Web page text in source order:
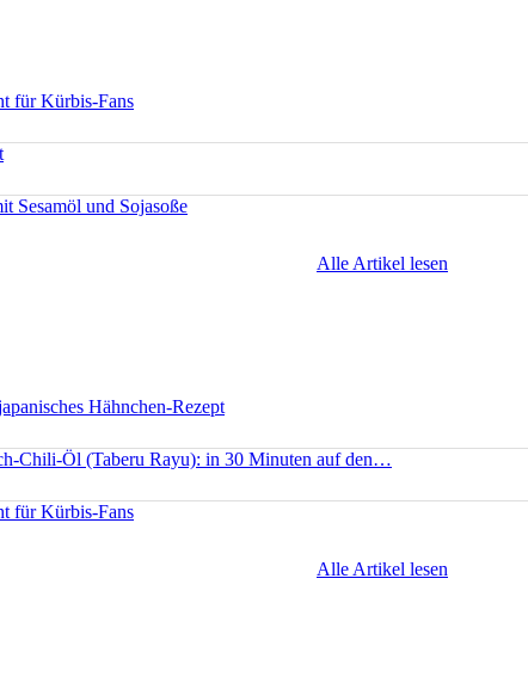
für Kürbis-Fans
Sesamöl und Sojasoße
Alle Artikel lesen
Hähnchen-Rezept
Chili-Öl (Taberu Rayu): in 30 Minuten auf den…
für Kürbis-Fans
Alle Artikel lesen